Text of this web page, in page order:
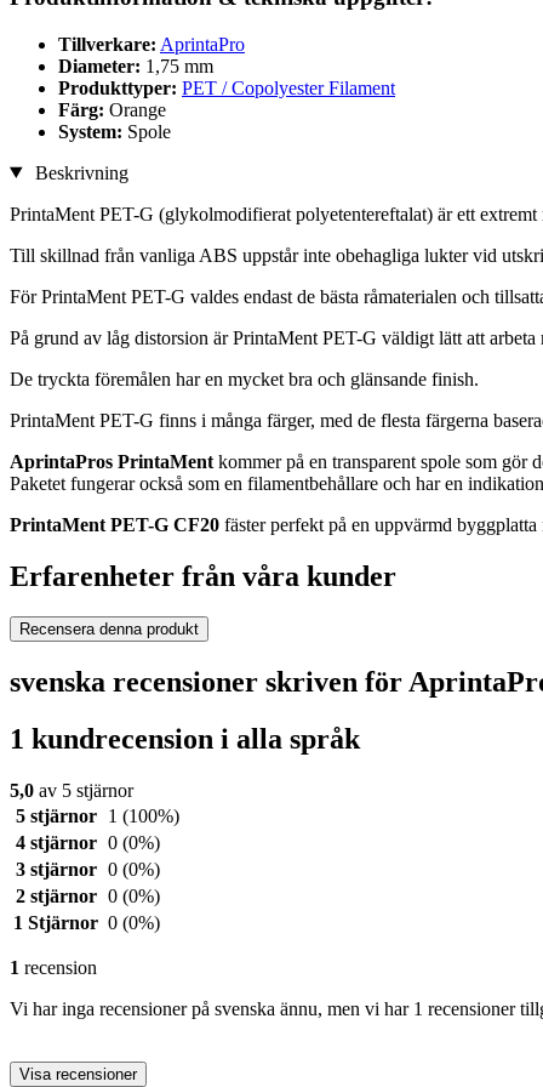
Tillverkare: AprintaPro
Diameter: 1,75 mm
Produkttyper: PET / Copolyester Filament
Färg: Orange
System: Spole
Beskrivning
PrintaMent PET-G (glykolmodifierat polyetentereftalat) är ett
Till skillnad från vanliga ABS uppstår inte obehagliga lukter vid
För PrintaMent PET-G valdes endast de bästa råmaterialen och
På grund av låg distorsion är PrintaMent PET-G väldigt lätt att arbeta
De tryckta föremålen har en mycket bra och glänsande finish.
PrintaMent PET-G finns i många färger, med de flesta färgerna
AprintaPros PrintaMent kommer på en transparent spole som gör
Paketet fungerar också som en filamentbehållare och har en
PrintaMent PET-G CF20 fäster perfekt på en uppvärmd
Erfarenheter från våra kunder
Recensera denna produkt
svenska recensioner skriven för
1 kundrecension i alla språk
5,0 av 5 stjärnor
5 stjärnor
1 (100%)
4 stjärnor 0 (0%)
3 stjärnor 0 (0%)
2 stjärnor 0 (0%)
1 Stjärnor 0 (0%)
1 recension
Vi har inga recensioner på svenska ännu, men vi har 1 recensioner
Visa recensioner